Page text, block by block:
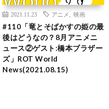
2021.11.23 アニメ 映画
#110「竜とそばかすの姫の最
後はどうなの？8月アニメニ
ュース②ゲスト:橋本ブラザー
ズ」ROT World
News(2021.08.15)